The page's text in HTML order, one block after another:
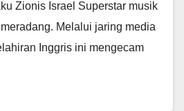
Zionis Israel Superstar musik
Melalui jaring media
Inggris ini mengecam